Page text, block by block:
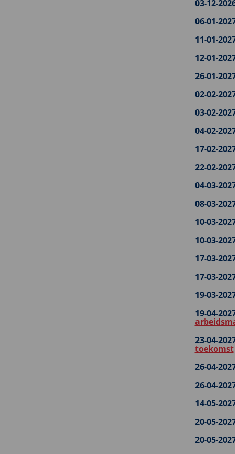
03-12-
06-01-
11-01-
12-01-
26-01-
02-02-
03-02-
04-02-
17-02-
22-02-
04-03-
08-03-
10-03-
10-03-
17-03-
17-03-
19-03-
19-04-
23-04-
toekomst
26-04-
26-04-
14-05-
20-05-
20-05-